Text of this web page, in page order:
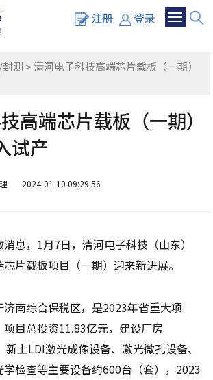
注册 登录
测 > 清河电子科技高端芯片载板（一期）
高端芯片载板（一期）
试产
理 2024-01-10 09:29:56
息，1月7日，清河电子科技（山东）
片载板项目（一期）迎来新进展。
南综合保税区，是2023年省重大项
目总投资11.83亿元，建设厂房
上LDI激光成像设备、激光微孔设备、
检查等主要设备约600台（套），2023